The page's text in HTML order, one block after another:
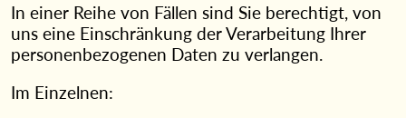
In einer Reihe von Fällen sind Sie berechtigt, von
uns eine Einschränkung der Verarbeitung Ihrer
personenbezogenen Daten zu verlangen.
Im Einzelnen: